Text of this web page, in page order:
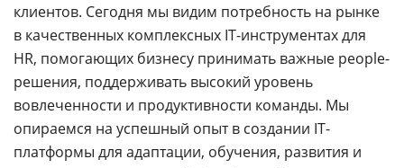
клиентов. Сегодня мы видим потребность на рынке
в качественных комплексных IT-инструментах для
HR, помогающих бизнесу принимать важные people-
решения, поддерживать высокий уровень
вовлеченности и продуктивности команды. Мы
опираемся на успешный опыт в создании IT-
платформы для адаптации, обучения, развития и